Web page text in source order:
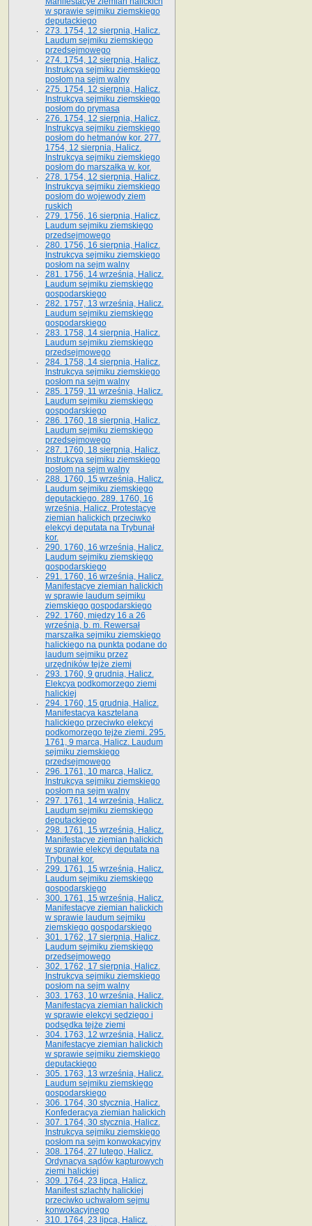
w sprawie sejmiku ziemskiego
deputackiego
273. 1754, 12 sierpnia, Halicz.
Laudum sejmiku ziemskiego
przedsejmowego
274. 1754, 12 sierpnia, Halicz.
Instrukcya sejmiku ziemskiego
posłom na sejm walny
275. 1754, 12 sierpnia, Halicz.
Instrukcya sejmiku ziemskiego
posłom do prymasa
276. 1754, 12 sierpnia, Halicz.
Instrukcya sejmiku ziemskiego
posłom do hetmanów kor. 277.
1754, 12 sierpnia, Halicz.
Instrukcya sejmiku ziemskiego
posłom do marszałka w. kor.
278. 1754, 12 sierpnia, Halicz.
Instrukcya sejmiku ziemskiego
posłom do wojewody ziem
ruskich
279. 1756, 16 sierpnia, Halicz.
Laudum sejmiku ziemskiego
przedsejmowego
280. 1756, 16 sierpnia, Halicz.
Instrukcya sejmiku ziemskiego
posłom na sejm walny
281. 1756, 14 września, Halicz.
Laudum sejmiku ziemskiego
gospodarskiego
282. 1757, 13 września, Halicz.
Laudum sejmiku ziemskiego
gospodarskiego
283. 1758, 14 sierpnia, Halicz.
Laudum sejmiku ziemskiego
przedsejmowego
284. 1758, 14 sierpnia, Halicz.
Instrukcya sejmiku ziemskiego
posłom na sejm walny
285. 1759, 11 września, Halicz.
Laudum sejmiku ziemskiego
gospodarskiego
286. 1760, 18 sierpnia, Halicz.
Laudum sejmiku ziemskiego
przedsejmowego
287. 1760, 18 sierpnia, Halicz.
Instrukcya sejmiku ziemskiego
posłom na sejm walny
288. 1760, 15 września, Halicz.
Laudum sejmiku ziemskiego
deputackiego. 289. 1760, 16
września, Halicz. Protestacye
ziemian halickich przeciwko
elekcyi deputata na Trybunał
kor.
290. 1760, 16 września, Halicz.
Laudum sejmiku ziemskiego
gospodarskiego
291. 1760, 16 września, Halicz.
Manifestacye ziemian halickich
w sprawie laudum sejmiku
ziemskiego gospodarskiego
292. 1760, między 16 a 26
września, b. m. Rewersał
marszałka sejmiku ziemskiego
halickiego na punkta podane do
laudum sejmiku przez
urzędników tejże ziemi
293. 1760, 9 grudnia, Halicz.
Elekcya podkomorzego ziemi
halickiej
294. 1760, 15 grudnia, Halicz.
Manifestacya kasztelana
halickiego przeciwko elekcyi
podkomorzego tejże ziemi. 295.
1761, 9 marca, Halicz. Laudum
sejmiku ziemskiego
przedsejmowego
296. 1761, 10 marca, Halicz.
Instrukcya sejmiku ziemskiego
posłom na sejm walny
297. 1761, 14 września, Halicz.
Laudum sejmiku ziemskiego
deputackiego
298. 1761, 15 września, Halicz.
Manifestacye ziemian halickich
w sprawie elekcyi deputata na
Trybunał kor.
299. 1761, 15 września, Halicz.
Laudum sejmiku ziemskiego
gospodarskiego
300. 1761, 15 września, Halicz.
Manifestacye ziemian halickich
w sprawie laudum sejmiku
ziemskiego gospodarskiego
301. 1762, 17 sierpnia, Halicz.
Laudum sejmiku ziemskiego
przedsejmowego
302. 1762, 17 sierpnia, Halicz.
Instrukcya sejmiku ziemskiego
posłom na sejm walny
303. 1763, 10 września, Halicz.
Manifestacya ziemian halickich
w sprawie elekcyi sędziego i
podsędka tejże ziemi
304. 1763, 12 września, Halicz.
Manifestacye ziemian halickich
w sprawie sejmiku ziemskiego
deputackiego
305. 1763, 13 września, Halicz.
Laudum sejmiku ziemskiego
gospodarskiego
306. 1764, 30 stycznia, Halicz.
Konfederacya ziemian halickich
307. 1764, 30 stycznia, Halicz.
Instrukcya sejmiku ziemskiego
posłom na sejm konwokacyjny
308. 1764, 27 lutego, Halicz.
Ordynacya sądów kapturowych
ziemi halickiej
309. 1764, 23 lipca, Halicz.
Manifest szlachty halickiej
przeciwko uchwałom sejmu
konwokacyjnego
310. 1764, 23 lipca, Halicz.